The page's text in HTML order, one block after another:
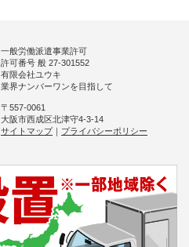
一般労働派遣事業許可
許可番号 般 27-301552
有限会社ユウキ
業界ナンバーワンを目指して
〒557-0061
大阪市西成区北津守4-3-14
サイトマップ｜ プライバシーポリシー